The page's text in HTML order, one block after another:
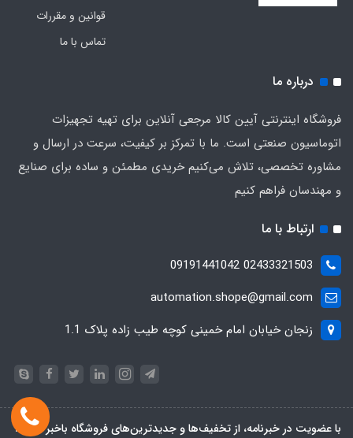
قوانین و مقررات
تماس با ما
درباره ما
فروشگاه اینترنتی آیین کالا مرجعی آنلاین برای تهیه تجهیزات
اتوماسیون صنعتی است. ما با تمرکز بر کیفیت، سرعت در ارسال و
مشاوره تخصصی، تلاش می‌کنیم خریدی مطمئن و ساده برای صنایع
و مهندسان فراهم کنیم
ارتباط با ما
02433321503 09191441042
automation.shope@gmail.com
زنجان خیابان امام خمینی کوچه طیب زاده پلاک 1.1
با عضویت در خبرنامه، از تخفیف‌ها و جدیدترین‌های فروشگاه باخبر شوید: